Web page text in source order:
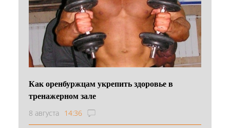
Как оренбуржцам укрепить здоровье в
тренажерном зале
8 августа 14:36